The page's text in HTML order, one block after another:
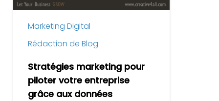
grâce
données
Marketing Digital
Rédaction de Blog
Stratégies marketing pour
piloter votre entreprise
grâce aux données